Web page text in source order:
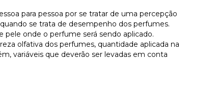
para pessoa por se tratar de uma percepção
se trata de desempenho dos perfumes.
pele onde o perfume será sendo aplicado.
olfativa dos perfumes, quantidade aplicada na
variáveis que deverão ser levadas em conta